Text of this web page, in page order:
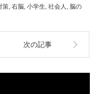
策, 右脳, 小学生, 社会人 , 脳の
次の記事